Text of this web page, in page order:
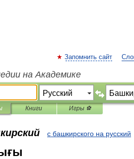
Запомнить сайт
на Академике
Книги Игры ⚽
с башкирского на русский